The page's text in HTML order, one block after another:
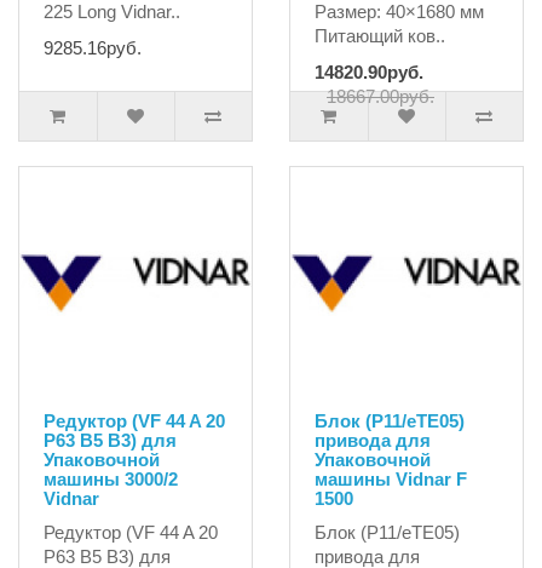
225 Long Vidnar..
9285.16руб.
Размер: 40×1680 мм
Питающий ков..
14820.90руб.
18667.00руб.
Редуктор (VF 44 A 20
P63 B5 B3) для
Упаковочной
машины 3000/2
Vidnar
Редуктор (VF 44 A 20
P63 B5 B3) для
Блок (P11/eTE05)
привода для
Упаковочной
машины Vidnar F
1500
Блок (P11/eTE05)
привода для